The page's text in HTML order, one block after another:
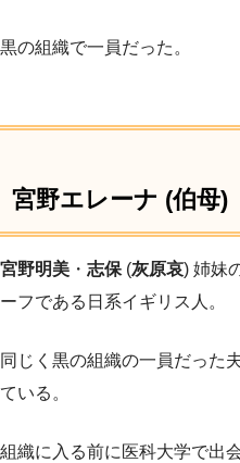
黒の組織で一員だった。
宮野エレーナ (伯母)
宮野明美 ・ 志保 (灰原哀) 姉妹
ーフである日系イギリス人。
同じく黒の組織の一員だった
ている。
組織に入る前に医科大学で出